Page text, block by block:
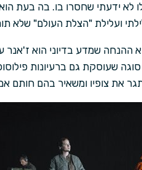
לא ידעתי שחסרו בו. בה בעת
ועלילת "הצלת העולם" שלא
שמדע בדיוני הוא ז'אנר
שעוסקת גם ברעיונות
את צופיו ומשאיר בהם חותם